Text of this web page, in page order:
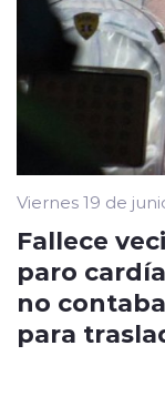
Viernes 19 de
Fallece
paro
no
para